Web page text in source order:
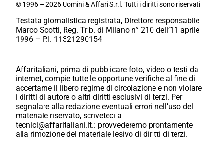
© 1996 – 2026 Uomini & Affari S.r.l. Tutti i diritti sono riservati
Testata giornalistica registrata, Direttore responsabile
Marco Scotti, Reg. Trib. di Milano n° 210 dell’11 aprile
1996 – P.I. 11321290154
Affaritaliani, prima di pubblicare foto, video o testi da
internet, compie tutte le opportune verifiche al fine di
accertarne il libero regime di circolazione e non violare
i diritti di autore o altri diritti esclusivi di terzi. Per
segnalare alla redazione eventuali errori nell’uso del
materiale riservato, scriveteci a
tecnici@affaritaliani.it.: provvederemo prontamente
alla rimozione del materiale lesivo di diritti di terzi.